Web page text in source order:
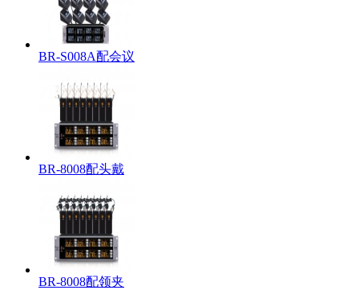
BR-S008A配会议
BR-8008配头戴
BR-8008配领夹